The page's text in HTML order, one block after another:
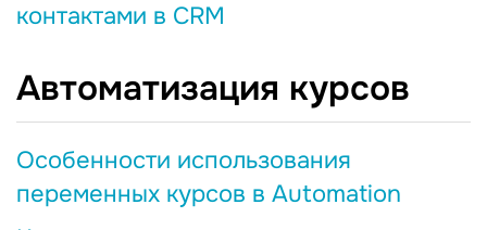
контактами в CRM
Автоматизация курсов
Особенности использования
переменных курсов в Automation